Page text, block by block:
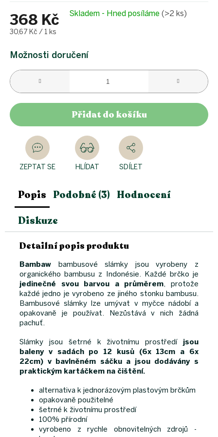
368 Kč
Měrná
30,67 Kč / 1 ks
Skladem - Hned posíláme (>2 ks)
Možnosti doručení
Přidat do košíku
ZEPTAT SE HLÍDAT SDÍLET
Popis Podobné (3) Hodnocení
Diskuze
Detailní popis produktu
Bambaw bambusové slámky jsou vyrobeny z
organického bambusu z Indonésie. Každé brčko je
jedinečné svou barvou a průměrem, protože
každé jedno je vyrobeno ze jiného stonku bambusu.
Bambusové slámky lze umývat v myčce nádobí a
opakovaně je používat. Nezůstává v nich žádná
pachuť.
Slámky jsou šetrné k životnímu prostředí jsou
baleny v sadách po 12 kusů (6x 13cm a 6x
22cm) v bavlněném sáčku a jsou dodávány s
praktickým kartáčkem na čištění.
alternativa k jednorázovým plastovým brčkům
opakovaně použitelné
šetrné k životnímu prostředí
100% přírodní
vyrobeno z rychle obnovitelných zdrojů -